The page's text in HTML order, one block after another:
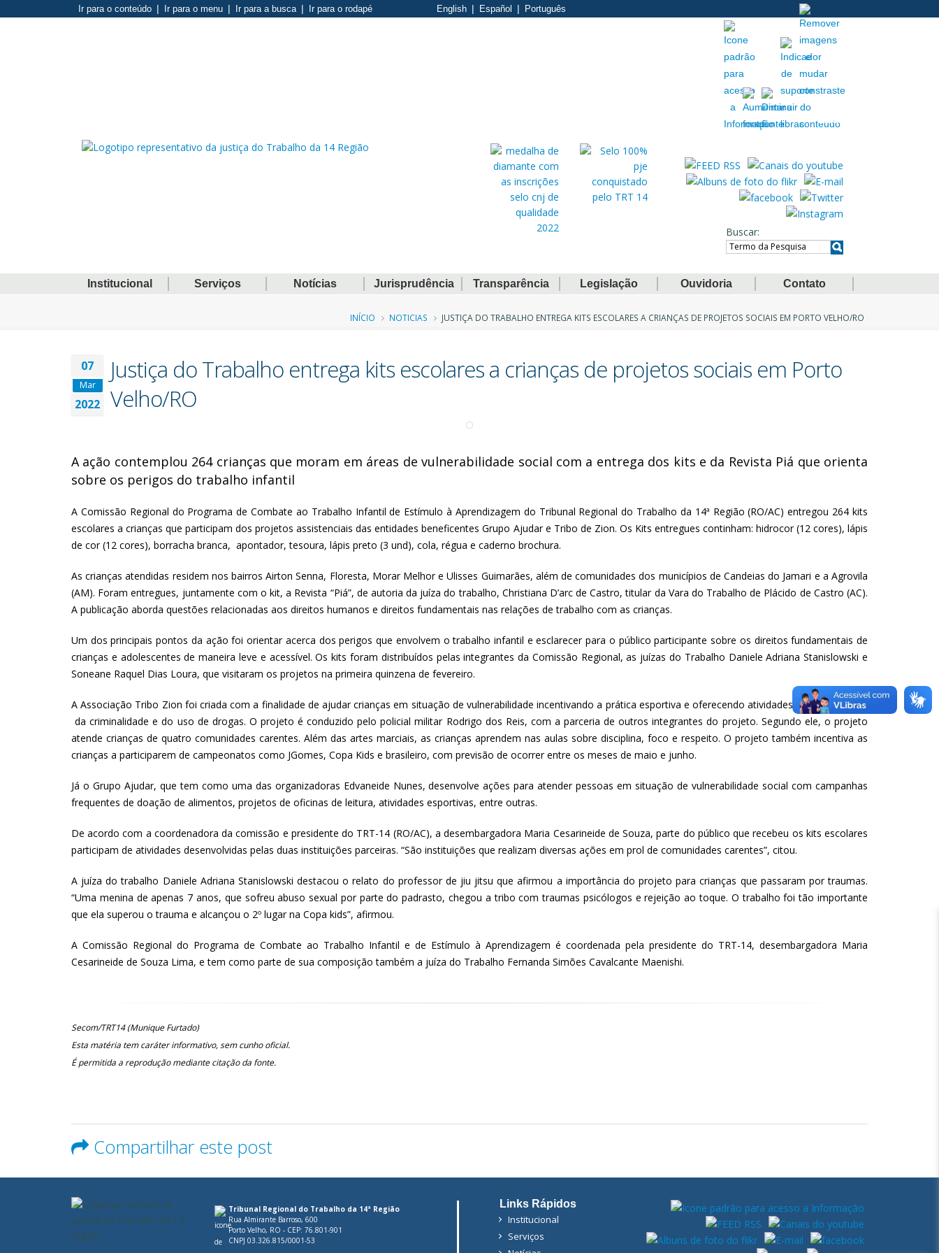
Ir para o conteúdo Ir para o menu Ir para a busca Ir para o rodapé English Español Português
Extranet
Buscar
Institucional Serviços Notícias Jurisprudência Transparência Legislação Ouvidoria Contato
Trilha
de
navegação
INÍCIO NOTICIAS JUSTIÇA DO TRABALHO ENTREGA KITS ESCOLARES A CRIANÇAS DE PROJETOS SOCIAIS EM PORTO VELHO/RO
07
Mar
2022
Justiça do Trabalho entrega kits escolares a crianças de projetos sociais em Porto
Velho/RO
A ação contemplou 264 crianças que moram em áreas de vulnerabilidade social com a entrega dos kits e da Revista Piá que orienta
sobre os perigos do trabalho infantil
A Comissão Regional do Programa de Combate ao Trabalho Infantil de Estímulo à Aprendizagem do Tribunal Regional do Trabalho da 14ª Região (RO/AC) entregou 264 kits
escolares a crianças que participam dos projetos assistenciais das entidades beneficentes Grupo Ajudar e Tribo de Zion. Os Kits entregues continham: hidrocor (12 cores), lápis
de cor (12 cores), borracha branca, apontador, tesoura, lápis preto (3 und), cola, régua e caderno brochura.
As crianças atendidas residem nos bairros Airton Senna, Floresta, Morar Melhor e Ulisses Guimarães, além de comunidades dos municípios de Candeias do Jamari e a Agrovila
(AM). Foram entregues, juntamente com o kit, a Revista “Piá”, de autoria da juíza do trabalho, Christiana D’arc de Castro, titular da Vara do Trabalho de Plácido de Castro (AC).
A publicação aborda questões relacionadas aos direitos humanos e direitos fundamentais nas relações de trabalho com as crianças.
Um dos principais pontos da ação foi orientar acerca dos perigos que envolvem o trabalho infantil e esclarecer para o público participante sobre os direitos fundamentais de
crianças e adolescentes de maneira leve e acessível. Os kits foram distribuídos pelas integrantes da Comissão Regional, as juízas do Trabalho Daniele Adriana Stanislowski e
Soneane Raquel Dias Loura, que visitaram os projetos na primeira quinzena de fevereiro.
A Associação Tribo Zion foi criada com a finalidade de ajudar crianças em situação de vulnerabilidade incentivando a prática esportiva e oferecendo atividades que os afastem
da criminalidade e do uso de drogas. O projeto é conduzido pelo policial militar Rodrigo dos Reis, com a parceria de outros integrantes do projeto. Segundo ele, o projeto
atende crianças de quatro comunidades carentes. Além das artes marciais, as crianças aprendem nas aulas sobre disciplina, foco e respeito. O projeto também incentiva as
crianças a participarem de campeonatos como JGomes, Copa Kids e brasileiro, com previsão de ocorrer entre os meses de maio e junho.
Já o Grupo Ajudar, que tem como uma das organizadoras Edvaneide Nunes, desenvolve ações para atender pessoas em situação de vulnerabilidade social com campanhas
frequentes de doação de alimentos, projetos de oficinas de leitura, atividades esportivas, entre outras.
De acordo com a coordenadora da comissão e presidente do TRT-14 (RO/AC), a desembargadora Maria Cesarineide de Souza, parte do público que recebeu os kits escolares
participam de atividades desenvolvidas pelas duas instituições parceiras. “São instituições que realizam diversas ações em prol de comunidades carentes”, citou.
A juíza do trabalho Daniele Adriana Stanislowski destacou o relato do professor de jiu jitsu que afirmou a importância do projeto para crianças que passaram por traumas.
“Uma menina de apenas 7 anos, que sofreu abuso sexual por parte do padrasto, chegou a tribo com traumas psicólogos e rejeição ao toque. O trabalho foi tão importante
que ela superou o trauma e alcançou o 2º lugar na Copa kids”, afirmou.
A Comissão Regional do Programa de Combate ao Trabalho Infantil e de Estímulo à Aprendizagem é coordenada pela presidente do TRT-14, desembargadora Maria
Cesarineide de Souza Lima, e tem como parte de sua composição também a juíza do Trabalho Fernanda Simões Cavalcante Maenishi.
Secom/TRT14 (Munique Furtado)
Esta matéria tem caráter informativo, sem cunho oficial.
É permitida a reprodução mediante citação da fonte.
Compartilhar este post
Tribunal Regional do Trabalho da 14ª Região
Rua Almirante Barroso, 600
Porto Velho, RO - CEP: 76.801-901
CNPJ 03.326.815/0001-53
Links Rápidos
Institucional
Serviços